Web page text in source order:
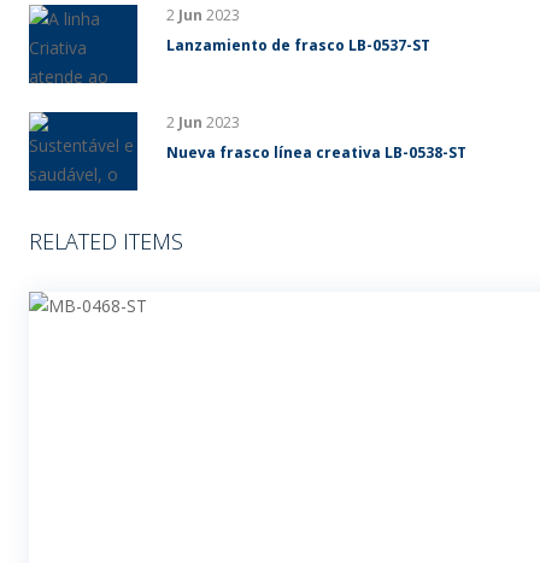
2 Jun 2023
Lanzamiento de frasco LB-0537-ST
2 Jun 2023
Nueva frasco línea creativa LB-0538-ST
RELATED ITEMS